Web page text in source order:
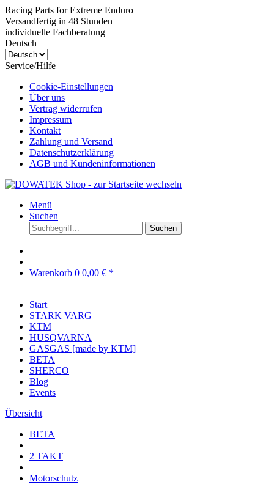
Racing Parts for Extreme Enduro
Versandfertig in 48 Stunden
individuelle Fachberatung
Deutsch
Service/Hilfe
Cookie-Einstellungen
Über uns
Vertrag widerrufen
Impressum
Kontakt
Zahlung und Versand
Datenschutzerklärung
AGB und Kundeninformationen
Menü
Suchen
Suchen
Warenkorb 0 0,00 € *
Start
STARK VARG
KTM
HUSQVARNA
GASGAS [made by KTM]
BETA
SHERCO
Blog
Events
Übersicht
BETA
2 TAKT
Motorschutz